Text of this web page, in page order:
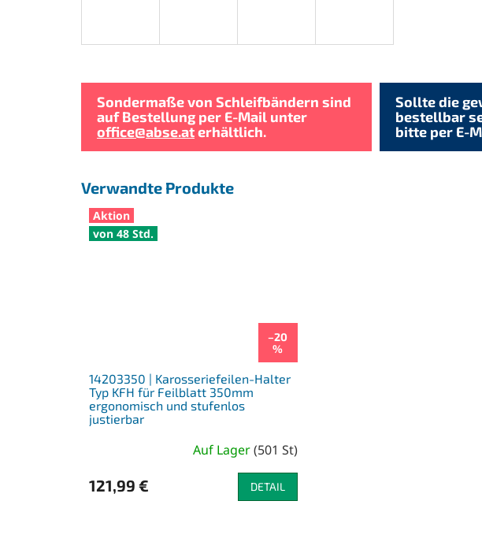
Sondermaße von Schleifbändern sind
auf Bestellung per E-Mail unter
office@abse.aterhältlich.
Sollte die
bestellbar
bitte per E-
Verwandte Produkte
Aktion
von 48 Std.
–20
%
14203350 | Karosseriefeilen-Halter
Typ KFH für Feilblatt 350mm
ergonomisch und stufenlos
justierbar
Auf Lager(501 St)
121,99 € DETAIL